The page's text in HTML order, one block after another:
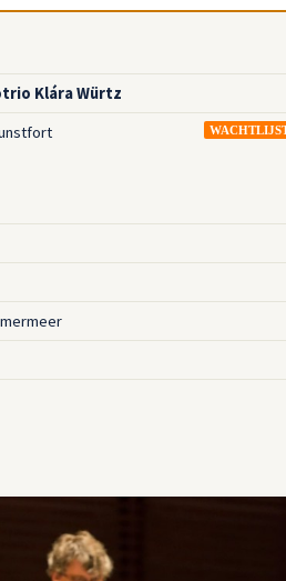
Klára Würtz